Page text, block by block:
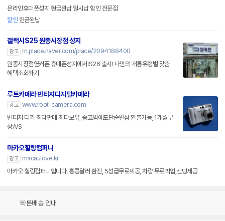
온라인휴대폰성지 현금완납 일시납 할인 전문점
할인 현금완납
갤럭시S25 원종시장점 성지
광고
m.place.naver.com/place/2094188400
원종시장점옆커폰 휴대폰성지에서!S26 출시! 나만의 개통유형별 맞춤
혜택조회하기
루트카메라 빈티지디지털카메라
광고 www.root-camera.com
빈티지 디카 최댜판매 최댜보유, 중고임에도단순변심 환불가능, 1개월무
상A/S
마카오힐링컴퍼니
광고
macaulove.kr
마카오 힐링컴퍼니입니다. 홍콩달러 환전, 5성급무료제공, 차량 무료픽업,샌딩제공
빠른배송 안내